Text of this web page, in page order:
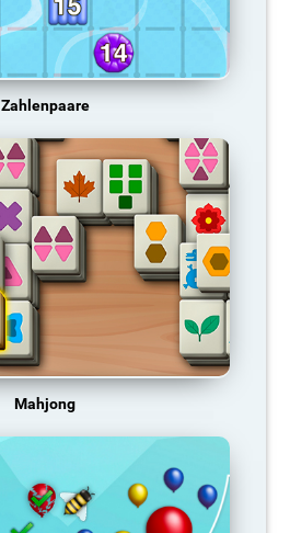
Zahlenpaare
Mahjong